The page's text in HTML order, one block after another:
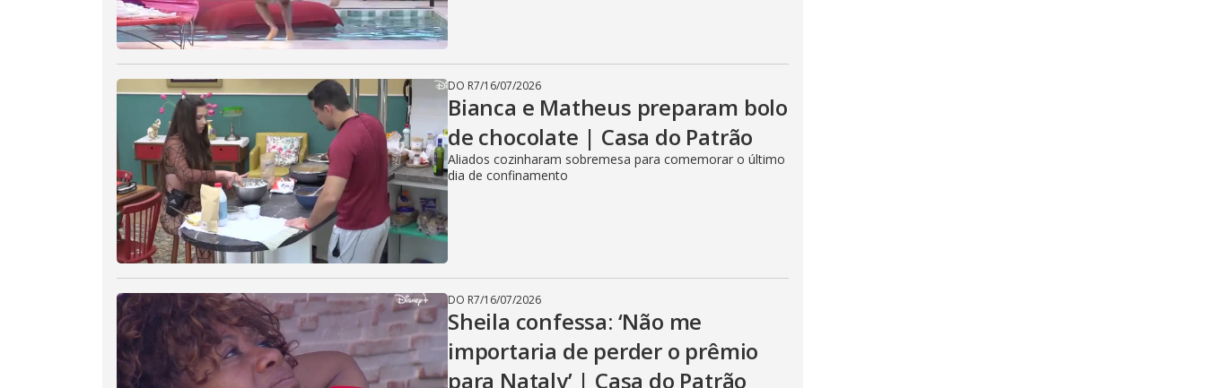
DO R7/16/07/2026
Bianca e Matheus preparam bolo
de chocolate | Casa do Patrão
Aliados cozinharam sobremesa para comemorar o último
dia de confinamento
DO R7/16/07/2026
Sheila confessa: ‘Não me
importaria de perder o prêmio
para Nataly’ | Casa do Patrão